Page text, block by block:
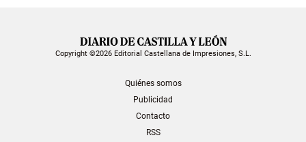
Copyright ©2026 Editorial Castellana de Impresiones, S.L.
Quiénes somos
Publicidad
Contacto
RSS